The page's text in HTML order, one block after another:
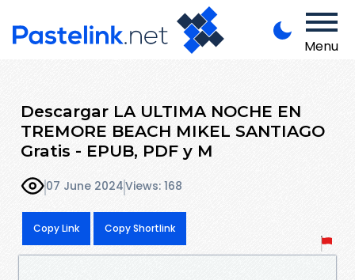
Menu
Descargar LA ULTIMA NOCHE EN
TREMORE BEACH MIKEL SANTIAGO
Gratis - EPUB, PDF y M
07 June 2024Views: 168
Copy Link Copy Shortlink